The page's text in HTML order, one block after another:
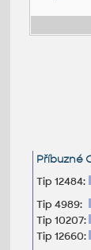
Příbuzné
Tip 12484:
Tip 4989:
Tip 10207:
Tip 12660: